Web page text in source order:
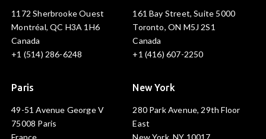
1172 Sherbrooke Ouest
Montréal, QC H3A 1H6
Canada
+1 (514) 286-6248
161 Bay Street, Suite 5000
Toronto, ON M5J 2S1
Canada
+1 (416) 607-2250
Paris
49-51 Avenue George V
75008 Paris
New York
280 Park Avenue, 29th Floor
East